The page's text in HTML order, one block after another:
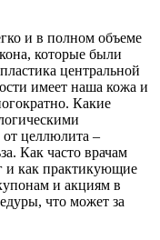
и в полном объеме
которые были
центральной
имеет наша кожа и
Какие
целлюлита –
Как часто врачам
и как практикующие
и акциям в
что может за